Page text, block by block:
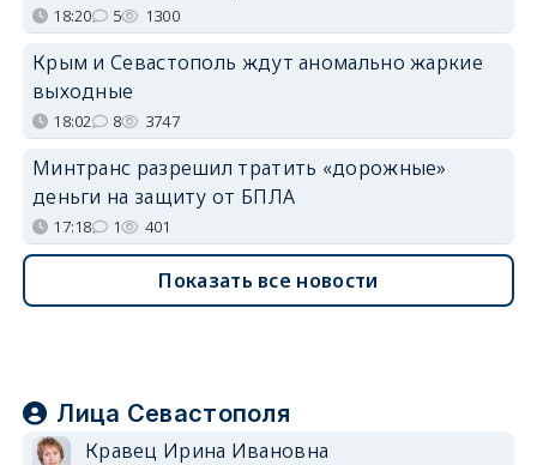
18:20 5 1300
Крым и Севастополь ждут аномально жаркие
выходные
18:02 8 3747
Минтранс разрешил тратить «дорожные»
деньги на защиту от БПЛА
17:18 1 401
Показать все новости
Лица Севастополя
Кравец Ирина Ивановна